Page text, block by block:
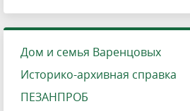
Дом и семья Варенцовых
Историко-архивная справка
ПЕЗАНПРОБ